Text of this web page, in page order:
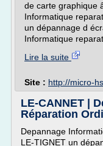
de carte graphique
Informatique
un dépannage d
Informatique
Lire la suite
Site : http://micro-
LE-CANNET |
Réparation
Depannage
LE-TIGNET un